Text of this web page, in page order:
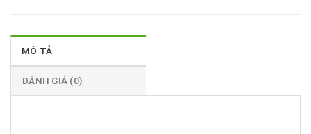
MÔ TẢ
ĐÁNH GIÁ (0)